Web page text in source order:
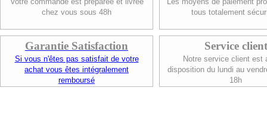
chez vous sous 48h
tous totalement
Garantie Satisfaction
Si vous n'êtes pas satisfait de votre
achat vous êtes intégralement
remboursé
Service client
Notre service client est
disposition du lundi au
18h